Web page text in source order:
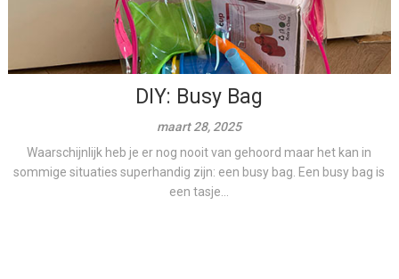
DIY: Busy Bag
maart 28, 2025
Waarschijnlijk heb je er nog nooit van gehoord maar het kan in
sommige situaties superhandig zijn: een busy bag. Een busy bag is
een tasje...